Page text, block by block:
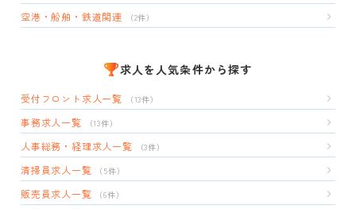
空港・船舶・鉄道関連 （2件）
求人を人気条件から探す
受付フロント求人一覧 （13件）
事務求人一覧 （13件）
人事総務・経理求人一覧 （3件）
清掃員求人一覧 （5件）
販売員求人一覧 （6件）